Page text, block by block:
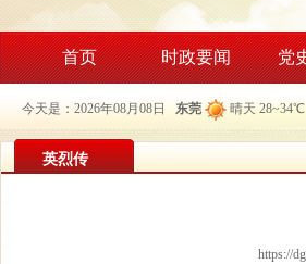
首页 时政要闻 党
今天是：2026年08月08日 东莞 晴天 28~34℃
英烈传
https://